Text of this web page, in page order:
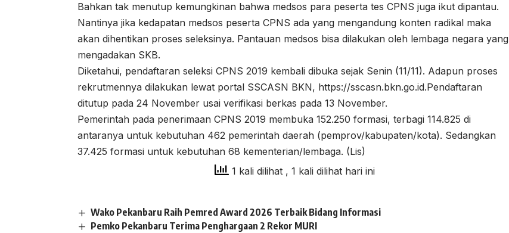
Bahkan tak menutup kemungkinan bahwa medsos para peserta tes CPNS juga ikut dipantau.
Nantinya jika kedapatan medsos peserta CPNS ada yang mengandung konten radikal maka
akan dihentikan proses seleksinya. Pantauan medsos bisa dilakukan oleh lembaga negara yang
mengadakan SKB.
Diketahui, pendaftaran seleksi CPNS 2019 kembali dibuka sejak Senin (11/11). Adapun proses
rekrutmennya dilakukan lewat portal SSCASN BKN, https://sscasn.bkn.go.id.Pendaftaran
ditutup pada 24 November usai verifikasi berkas pada 13 November.
Pemerintah pada penerimaan CPNS 2019 membuka 152.250 formasi, terbagi 114.825 di
antaranya untuk kebutuhan 462 pemerintah daerah (pemprov/kabupaten/kota). Sedangkan
37.425 formasi untuk kebutuhan 68 kementerian/lembaga. (Lis)
1 kali dilihat , 1 kali dilihat hari ini
Wako Pekanbaru Raih Pemred Award 2026 Terbaik Bidang Informasi
Pemko Pekanbaru Terima Penghargaan 2 Rekor MURI